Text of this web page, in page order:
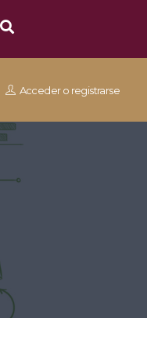
Acceder o registrarse